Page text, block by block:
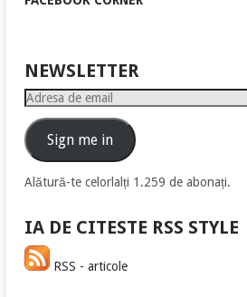
NEWSLETTER
Adresa
emailSign me in
Alătură-te celorlalți 1.259 de abonați.
IA DE CITESTE RSS STYLE
RSS - articole